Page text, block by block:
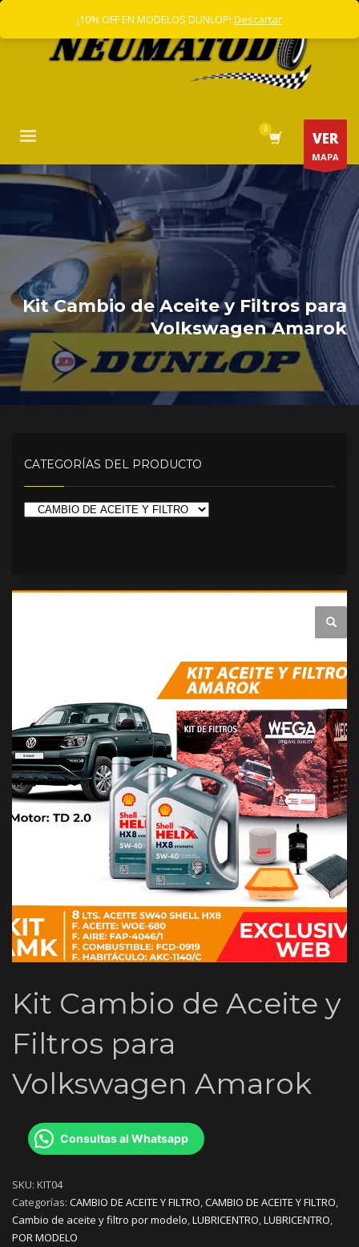
VER
MAPA
Kit Cambio de Aceite y Filtros para
Volkswagen Amarok
CATEGORÍAS DEL PRODUCTO
Kit Cambio de Aceite y
Filtros para
Volkswagen Amarok
Consultas al Whatsapp
SKU: KIT04
Categorías: CAMBIO DE ACEITE Y FILTRO,CAMBIO DE ACEITE Y FILTRO,
Cambio de aceite y filtro por modelo,LUBRICENTRO,LUBRICENTRO,
POR MODELO
¡10% OFF EN MODELOS DUNLOP! Descartar